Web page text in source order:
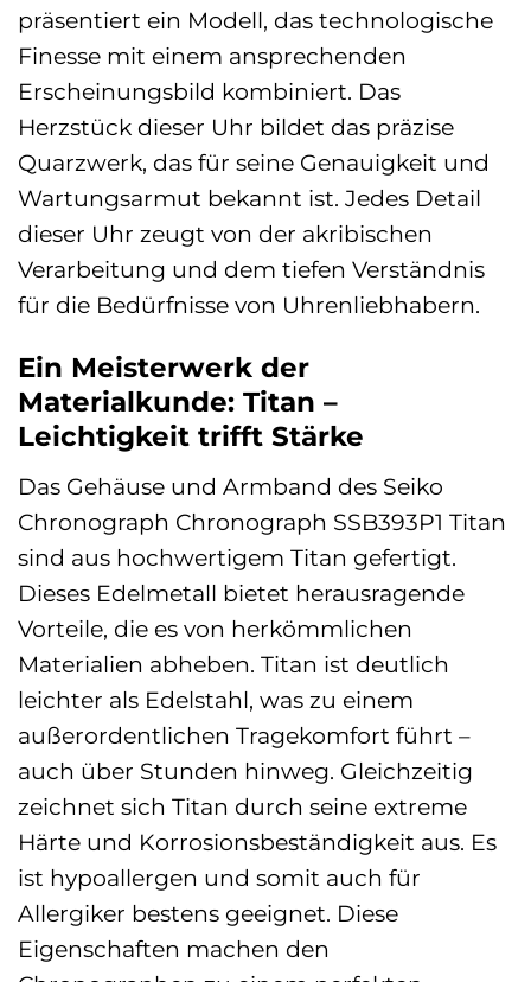
präsentiert ein Modell, das technologische
Finesse mit einem ansprechenden
Erscheinungsbild kombiniert. Das
Herzstück dieser Uhr bildet das präzise
Quarzwerk, das für seine Genauigkeit und
Wartungsarmut bekannt ist. Jedes Detail
dieser Uhr zeugt von der akribischen
Verarbeitung und dem tiefen Verständnis
für die Bedürfnisse von Uhrenliebhabern.
Ein Meisterwerk der
Materialkunde: Titan –
Leichtigkeit trifft Stärke
Das Gehäuse und Armband des Seiko
Chronograph Chronograph SSB393P1 Titan
sind aus hochwertigem Titan gefertigt.
Dieses Edelmetall bietet herausragende
Vorteile, die es von herkömmlichen
Materialien abheben. Titan ist deutlich
leichter als Edelstahl, was zu einem
außerordentlichen Tragekomfort führt –
auch über Stunden hinweg. Gleichzeitig
zeichnet sich Titan durch seine extreme
Härte und Korrosionsbeständigkeit aus. Es
ist hypoallergen und somit auch für
Allergiker bestens geeignet. Diese
Eigenschaften machen den